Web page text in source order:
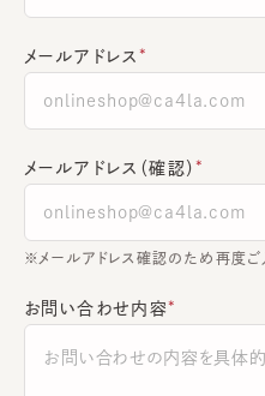
メールアドレス
メールアドレス（確認）
※メールアドレス確認のため再度ご
お問い合わせ内容